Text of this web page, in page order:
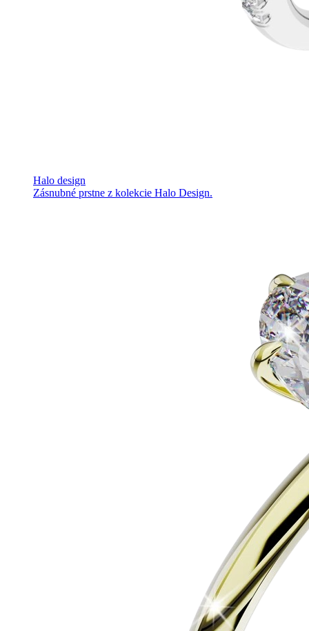
Halo design
Zásnubné prstne z kolekcie Halo Design.